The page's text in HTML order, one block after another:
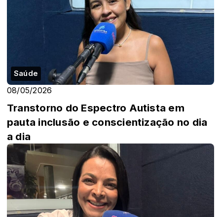
Saúde
08/05/2026
Transtorno do Espectro Autista em
pauta inclusão e conscientização no dia
a dia